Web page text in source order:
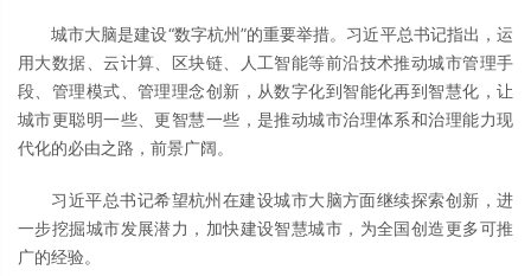
城市大脑是建设“数字杭州”的重要举措。习近平总书记指出，运
用大数据、云计算、区块链、人工智能等前沿技术推动城市管理手
段、管理模式、管理理念创新，从数字化到智能化再到智慧化，让
城市更聪明一些、更智慧一些，是推动城市治理体系和治理能力现
代化的必由之路，前景广阔。
习近平总书记希望杭州在建设城市大脑方面继续探索创新，进
一步挖掘城市发展潜力，加快建设智慧城市，为全国创造更多可推
广的经验。